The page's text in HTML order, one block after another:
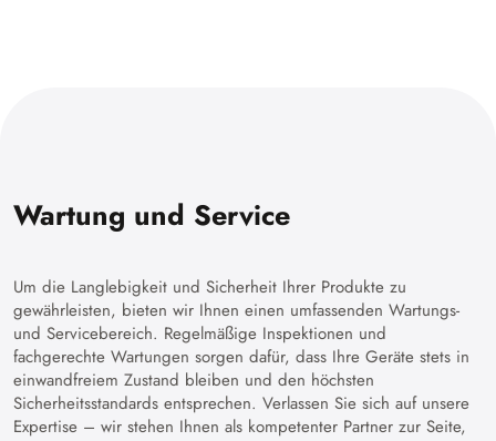
Wartung und Service
Um die Langlebigkeit und Sicherheit Ihrer Produkte zu
gewährleisten, bieten wir Ihnen einen umfassenden Wartungs-
und Servicebereich. Regelmäßige Inspektionen und
fachgerechte Wartungen sorgen dafür, dass Ihre Geräte stets in
einwandfreiem Zustand bleiben und den höchsten
Sicherheitsstandards entsprechen. Verlassen Sie sich auf unsere
Expertise – wir stehen Ihnen als kompetenter Partner zur Seite,